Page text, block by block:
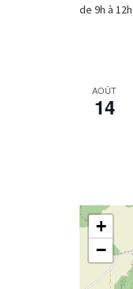
de 9h à
AOÛT
14
+
−